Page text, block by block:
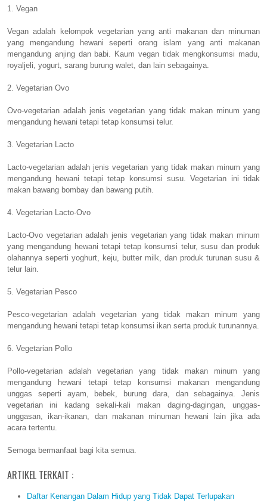
1. Vegan
Vegan adalah kelompok vegetarian yang anti makanan dan minuman
yang mengandung hewani seperti orang islam yang anti makanan
mengandung anjing dan babi. Kaum vegan tidak mengkonsumsi madu,
royaljeli, yogurt, sarang burung walet, dan lain sebagainya.
2. Vegetarian Ovo
Ovo-vegetarian adalah jenis vegetarian yang tidak makan minum yang
mengandung hewani tetapi tetap konsumsi telur.
3. Vegetarian Lacto
Lacto-vegetarian adalah jenis vegetarian yang tidak makan minum yang
mengandung hewani tetapi tetap konsumsi susu. Vegetarian ini tidak
makan bawang bombay dan bawang putih.
4. Vegetarian Lacto-Ovo
Lacto-Ovo vegetarian adalah jenis vegetarian yang tidak makan minum
yang mengandung hewani tetapi tetap konsumsi telur, susu dan produk
olahannya seperti yoghurt, keju, butter milk, dan produk turunan susu &
telur lain.
5. Vegetarian Pesco
Pesco-vegetarian adalah vegetarian yang tidak makan minum yang
mengandung hewani tetapi tetap konsumsi ikan serta produk turunannya.
6. Vegetarian Pollo
Pollo-vegetarian adalah vegetarian yang tidak makan minum yang
mengandung hewani tetapi tetap konsumsi makanan mengandung
unggas seperti ayam, bebek, burung dara, dan sebagainya. Jenis
vegetarian ini kadang sekali-kali makan daging-dagingan, unggas-
unggasan, ikan-ikanan, dan makanan minuman hewani lain jika ada
acara tertentu.
Semoga bermanfaat bagi kita semua.
ARTIKEL TERKAIT :
Daftar Kenangan Dalam Hidup yang Tidak Dapat Terlupakan